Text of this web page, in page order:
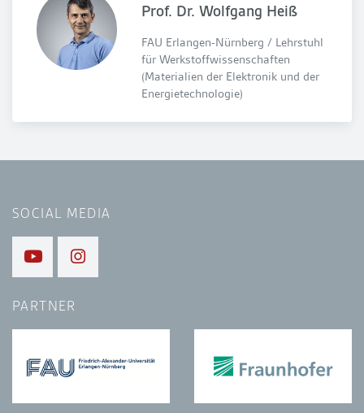
Prof. Dr. Wolfgang Heiß
FAU Erlangen-Nürnberg / Lehrstuhl
für Werkstoffwissenschaften
(Materialien der Elektronik und der
Energietechnologie)
SOCIAL MEDIA
PARTNER